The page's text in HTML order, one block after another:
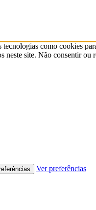
tecnologias como cookies
site. Não consentir
Ver preferências